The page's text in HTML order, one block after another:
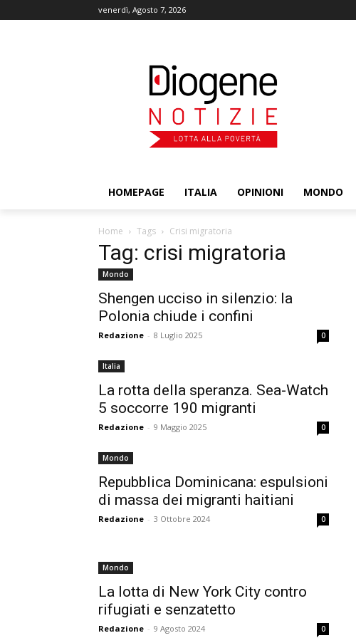
venerdì, Agosto 7, 2026
HOMEPAGE ITALIA OPINIONI MONDO
Home Tags Crisi migratoria
Tag: crisi migratoria
Mondo
Shengen ucciso in silenzio: la
Polonia chiude i confini
Redazione - 8 Luglio 2025 0
Italia
La rotta della speranza. Sea-Watch
5 soccorre 190 migranti
Redazione - 9 Maggio 2025 0
Mondo
Repubblica Dominicana: espulsioni
di massa dei migranti haitiani
Redazione - 3 Ottobre 2024 0
Mondo
La lotta di New York City contro
rifugiati e senzatetto
Redazione - 9 Agosto 2024 0